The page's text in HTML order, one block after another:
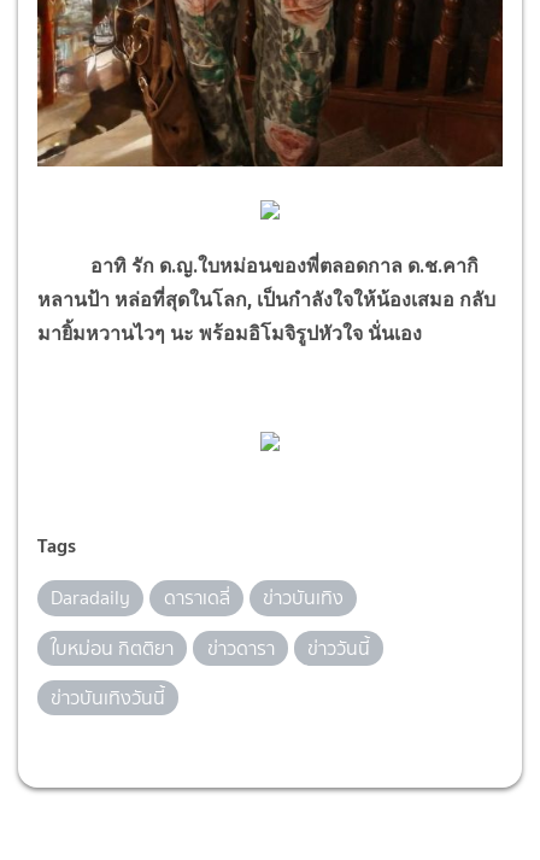
อาทิ รัก ด.ญ.ใบหม่อนของพี่ตลอดกาล ด.ช.คากิ
หลานป้า หล่อที่สุดในโลก, เป็นกำลังใจให้น้องเสมอ กลับ
มายิ้มหวานไวๆ นะ พร้อมอิโมจิรูปหัวใจ นั่นเอง
Tags
Daradaily ดาราเดลี่
ข่าวบันเทิง
ใบหม่อน กิตติยา
ข่าวดารา
ข่าววันนี้
ข่าวบันเทิงวันนี้